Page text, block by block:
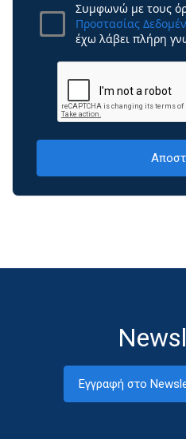
Συμφωνώ με τους
Προστασίας
έχω λάβει πλήρη
Εγγραφή στο